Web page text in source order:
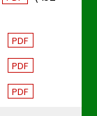
PDF
PDF
PDF